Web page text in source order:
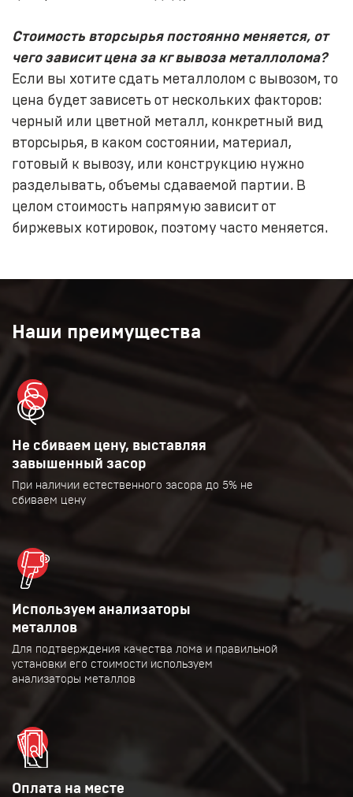
Стоимость вторсырья постоянно меняется, от
чего зависит цена за кг вывоза металлолома?
Если вы хотите сдать металлолом с вывозом, то
цена будет зависеть от нескольких факторов:
черный или цветной металл, конкретный вид
вторсырья, в каком состоянии, материал,
готовый к вывозу, или конструкцию нужно
разделывать, объемы сдаваемой партии. В
целом стоимость напрямую зависит от
биржевых котировок, поэтому часто меняется.
Наши преимущества
Не сбиваем цену, выставляя
завышенный засор
При наличии естественного засора до 5% не
сбиваем цену
Используем анализаторы
металлов
Для подтверждения качества лома и правильной
установки его стоимости используем
анализаторы металлов
Оплата на месте